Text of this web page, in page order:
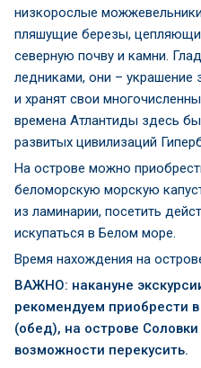
низкорослые
пляшущие березы,
северную почву и камни.
ледниками, они – украшение
и хранят свои
времена Атлантиды здесь
развитых цивилизаций
На острове можно
беломорскую морскую
из ламинарии, посетить
искупаться в Белом море.
Время нахождения на
ВАЖНО: накануне
рекомендуем приобрести
(обед), на острове
возможности перекусить.